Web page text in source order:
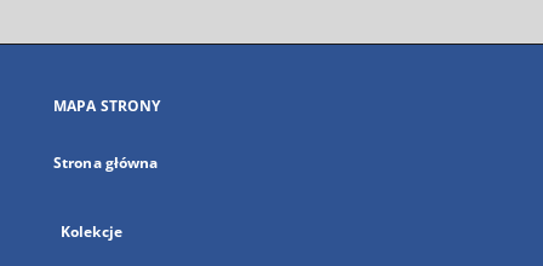
się
karcie
MAPA STRONY
Strona główna
Kolekcje